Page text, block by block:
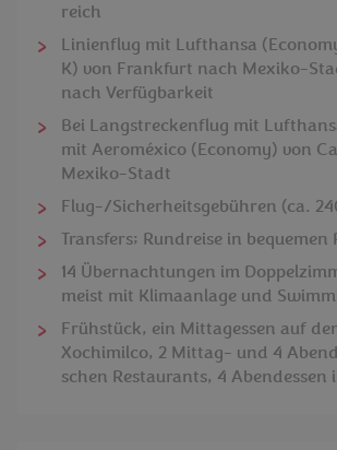
reich
Linienflug mit Lufthansa
K) von Frankfurt nach Mexiko-
nach Verfügbarkeit
Bei Langstreckenflug mit
mit Aeroméxico (Economy) von
Mexiko-Stadt
Flug-/Sicherheitsgebühren (ca.
Transfers; Rundreise in bequemen
14 Übernachtungen im
meist mit Klimaanlage und
Frühstück, ein Mittagessen auf
Xochimilco, 2 Mittag- und 4
schen Restaurants, 4 Abendessen